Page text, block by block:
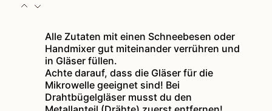
Alle Zutaten mit einen Schneebesen oder
Handmixer gut miteinander verrühren und
in Gläser füllen.
Achte darauf, dass die Gläser für die
Mikrowelle geeignet sind! Bei
Drahtbügelgläser musst du den